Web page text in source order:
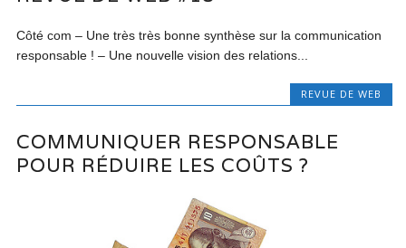
Côté com – Une très très bonne synthèse sur la communication
responsable ! – Une nouvelle vision des relations...
REVUE DE WEB
COMMUNIQUER RESPONSABLE
POUR RÉDUIRE LES COÛTS ?